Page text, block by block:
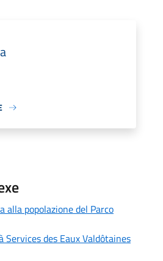
alla popolazione del Parco
des Eaux Valdôtaines